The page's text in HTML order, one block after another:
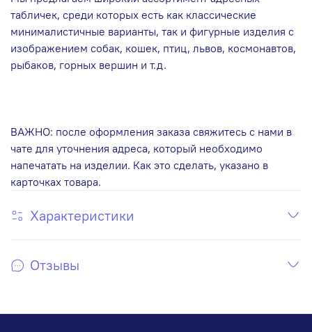
табличек, среди которых есть как классические
минималистичные варианты, так и фигурные изделия с
изображением собак, кошек, птиц, львов, космонавтов,
рыбаков, горных вершин и т.д.
ВАЖНО: после оформления заказа свяжитесь с нами в
чате для уточнения адреса, который необходимо
напечатать на изделии. Как это сделать, указано в
карточках товара.
Характеристики
Отзывы